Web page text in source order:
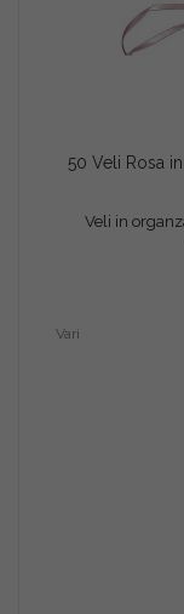
Veli in
Vari